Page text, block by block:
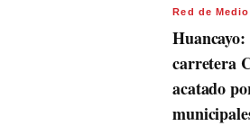
Red de
carretera
acatado